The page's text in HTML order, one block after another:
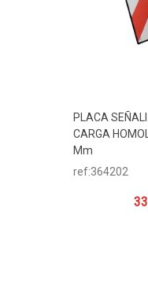
Añadir Al
PLACA
CARGA
Mm
ref:364202